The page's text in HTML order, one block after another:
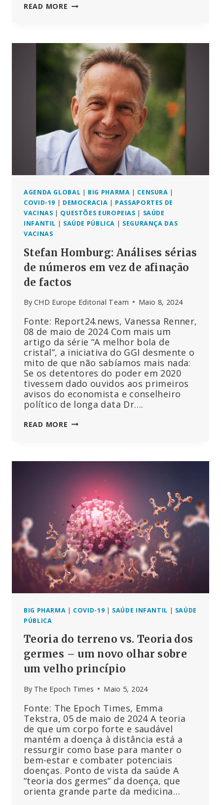
READ MORE AS
SÃO
MAIS
SAUDÁVEIS
DO
QUE
AS
VACINADAS
–
PORQUE
É
QUE
AS
AGÊNCIAS
SAÚDE
PÚBLICA
NÃO
ESTÃO
AGENDA GLOBAL | BIG PHARMA | CENSURA |
COVID-19 | DEMOCRACIA | PASSAPORTES DE
VACINAS | QUESTÕES EUROPEIAS | SAÚDE
INFANTIL | SAÚDE PÚBLICA | SEGURANÇA DAS
VACINAS
Stefan Homburg: Análises sérias
de números em vez de afinação
de factos
By CHD Europe Editorial Team Maio 8, 2024
Fonte: Report24.news, Vanessa Renner,
08 de maio de 2024 Com mais um
artigo da série “A melhor bola de
cristal”, a iniciativa do GGI desmente o
mito de que não sabíamos mais nada:
Se os detentores do poder em 2020
tivessem dado ouvidos aos primeiros
avisos do economista e conselheiro
político de longa data Dr….
READ MORE STEFAN
NÚMEROS
DE
AFINAÇÃO
DE
FACTOS
BIG PHARMA | COVID-19 | SAÚDE INFANTIL | SAÚDE
PÚBLICA
Teoria do terreno vs. Teoria dos
germes – um novo olhar sobre
um velho princípio
By The Epoch Times Maio 5, 2024
Fonte: The Epoch Times, Emma
Tekstra, 05 de maio de 2024 A teoria
de que um corpo forte e saudável
mantém a doença à distância está a
ressurgir como base para manter o
bem-estar e combater potenciais
doenças. Ponto de vista da saúde A
“teoria dos germes” da doença, que
orienta grande parte da medicina…